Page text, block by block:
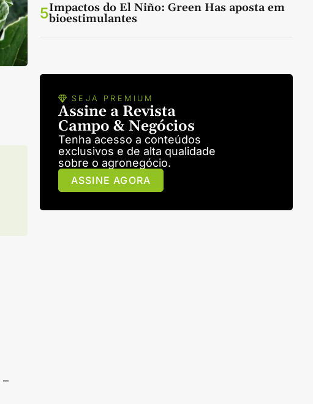
–
5Impactos do El Niño: Green Has aposta em
bioestimulantes
SEJA PREMIUM
Assine a Revista
Campo & Negócios
Tenha acesso a conteúdos
exclusivos e de alta qualidade
sobre o agronegócio.
ASSINE AGORA